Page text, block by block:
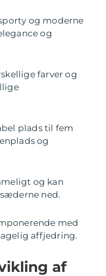
og moderne
og
farver og
plads til fem
og
og kan
ned.
med
affjedring.
af